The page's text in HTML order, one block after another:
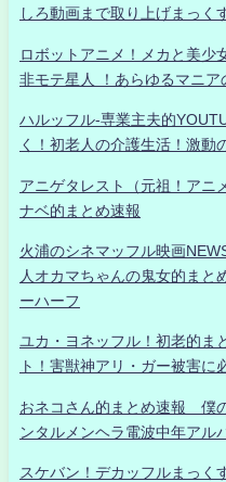
しろ動画まで取り上げまっく
ロボットアニメ！メカと美少
非モテ星人 ！あらゆるマニア
ハルッフル-専業主夫的
く！初老人の介護生活！激動
アニゲタレスト（元祖！ア
ナベ的まとめ速報
火浦のシネマッフル映画
人オカマちゃんの鬼女的まと
ーハーフ
ユカ・ヨネッフル！初老的ま
ト！害獣神アリ・ガー被害に
おネコさん的まとめ速報 僕
ンタルメンヘラ電波中年アル
スケバン！デカッフルまっく